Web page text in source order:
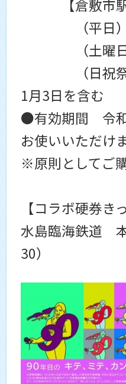
【倉敷市駅
（平日）
（土曜日
（日祝祭
1月3日を含む
●有効期間 令和
お使いいただけ
※原則としてご
【コラボ硬券
水島臨海鉄道
30）